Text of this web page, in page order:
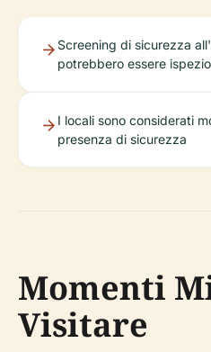
Screening di sicurezza
potrebbero essere
I locali sono considerati
presenza di sicurezza
Momenti
Visitare